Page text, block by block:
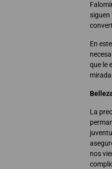
siguen
En
que le
La
nos